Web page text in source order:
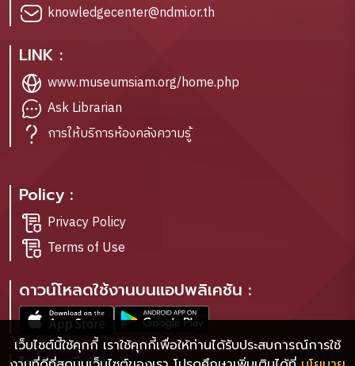
เว็บไซต์นี้ใช้คุกกี้ เราใช้คุกกี้เพื่อให้ท่านได้รับประสบการณ์การใช้
knowledgecenter@ndmi.or.th
LINK :
www.museumsiam.org/home.php
Ask Librarian
การให้บริการห้องคลังความรู้
Policy :
Privacy Policy
Terms of Use
ดาวน์โหลดใช้งานบนแอปพลิเคชัน :